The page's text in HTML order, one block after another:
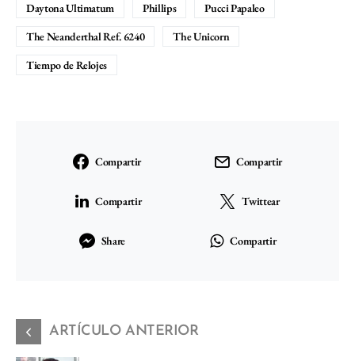
Daytona Ultimatum Phillips
Pucci Papaleo
The Neanderthal Ref. 6240
The Unicorn
Tiempo de Relojes
Compartir Compartir
Compartir Twittear
Share Compartir
ARTÍCULO ANTERIOR